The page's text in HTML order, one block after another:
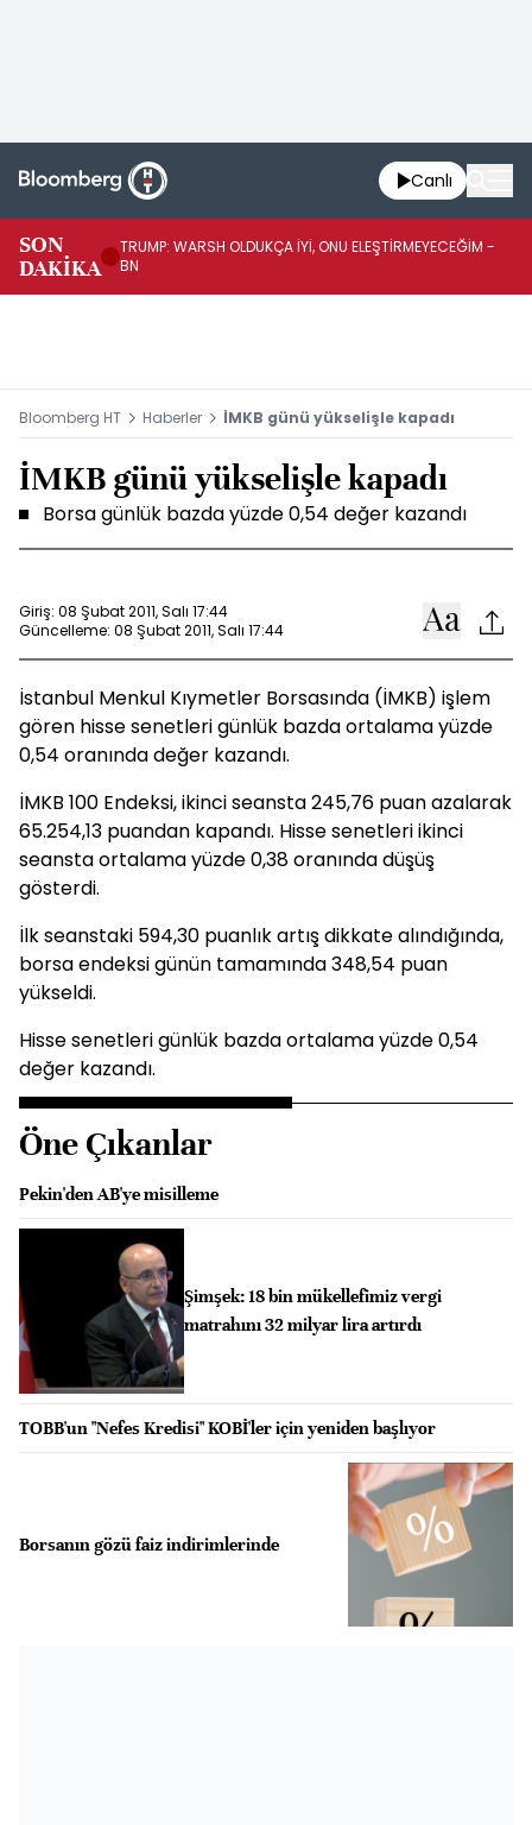
Canlı
SON
DAKİKA
TRUMP: WARSH OLDUKÇA İYİ, ONU ELEŞTİRMEYECEĞİM -
BN
Bloomberg HT Haberler İMKB günü yükselişle kapadı
İMKB günü yükselişle kapadı
Borsa günlük bazda yüzde 0,54 değer kazandı
Giriş: 08 Şubat 2011, Salı 17:44
Güncelleme: 08 Şubat 2011, Salı 17:44
İstanbul Menkul Kıymetler Borsasında (İMKB) işlem
gören hisse senetleri günlük bazda ortalama yüzde
0,54 oranında değer kazandı.
İMKB 100 Endeksi, ikinci seansta 245,76 puan azalarak
65.254,13 puandan kapandı. Hisse senetleri ikinci
seansta ortalama yüzde 0,38 oranında düşüş
gösterdi.
İlk seanstaki 594,30 puanlık artış dikkate alındığında,
borsa endeksi günün tamamında 348,54 puan
yükseldi.
Hisse senetleri günlük bazda ortalama yüzde 0,54
değer kazandı.
Öne Çıkanlar
Pekin'den AB'ye misilleme
Şimşek: 18 bin mükellefimiz vergi
matrahını 32 milyar lira artırdı
TOBB'un "Nefes Kredisi" KOBİ'ler için yeniden başlıyor
Borsanın gözü faiz indirimlerinde